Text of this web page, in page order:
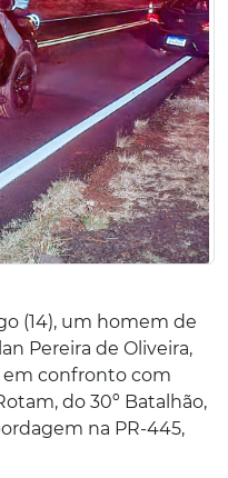
(14), um homem de
Pereira de Oliveira,
em confronto com
do 30º Batalhão,
na PR-445,